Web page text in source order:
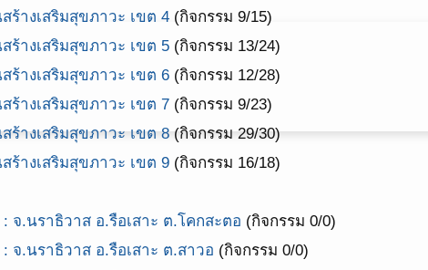
ร้างเสริมสุขภาวะ เขต 4 (กิจกรรม 9/15)
ร้างเสริมสุขภาวะ เขต 5 (กิจกรรม 13/24)
ร้างเสริมสุขภาวะ เขต 6 (กิจกรรม 12/28)
ร้างเสริมสุขภาวะ เขต 7 (กิจกรรม 9/23)
ร้างเสริมสุขภาวะ เขต 8(กิจกรรม 29/30)
ร้างเสริมสุขภาวะ เขต 9 (กิจกรรม 16/18)
จ.นราธิวาส อ.รือเสาะ ต.โคกสะตอ (กิจกรรม 0/0)
จ.นราธิวาส อ.รือเสาะ ต.สาวอ (กิจกรรม 0/0)